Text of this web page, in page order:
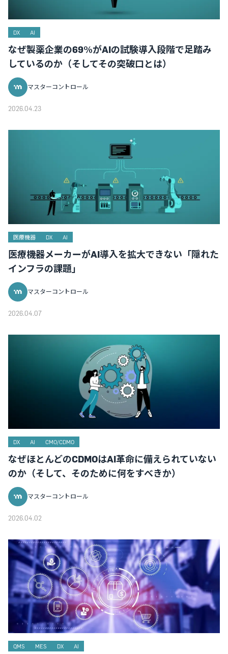
DX AI
なぜ製薬企業の69%がAIの試験導入段階で足踏み
しているのか（そしてその突破口とは）
マスターコントロール
2026.04.23
医療機器 DX AI
医療機器メーカーがAI導入を拡大できない「隠れた
インフラの課題」
マスターコントロール
2026.04.07
DX AI CMO/CDMO
なぜほとんどのCDMOはAI革命に備えられていない
のか（そして、そのために何をすべきか）
マスターコントロール
2026.04.02
QMS MES DX AI